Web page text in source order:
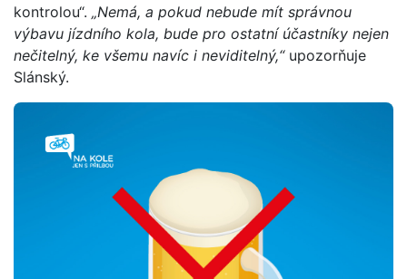
kontrolou“. „Nemá, a pokud nebude mít správnou
výbavu jízdního kola, bude pro ostatní účastníky nejen
nečitelný, ke všemu navíc i neviditelný,“upozorňuje
Slánský.